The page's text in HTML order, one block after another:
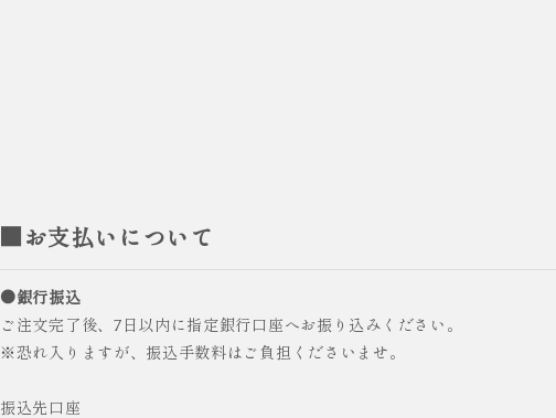
■お支払いについて
●銀行振込
ご注文完了後、7日以内に指定銀行口座へお振り込みください。
※恐れ入りますが、振込手数料はご負担くださいませ。
振込先口座